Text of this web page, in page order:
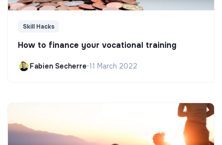
Skill Hacks
How to finance your vocational training
Fabien Secherre•11 March 2022